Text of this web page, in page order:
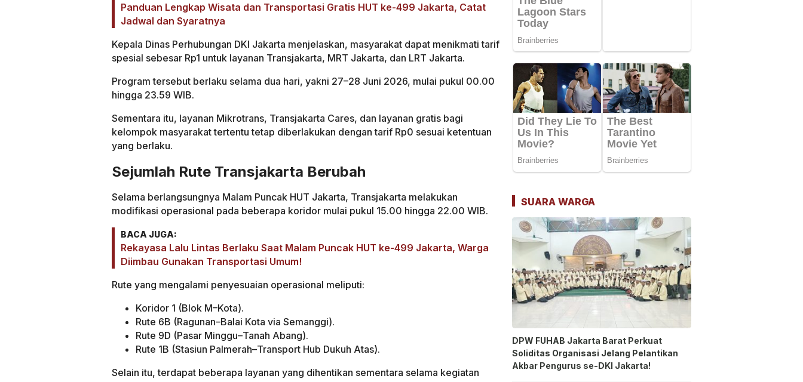
Panduan Lengkap Wisata dan Transportasi Gratis HUT ke-499 Jakarta, Catat
Jadwal dan Syaratnya
Kepala Dinas Perhubungan DKI Jakarta menjelaskan, masyarakat dapat menikmati tarif
spesial sebesar Rp1 untuk layanan Transjakarta, MRT Jakarta, dan LRT Jakarta.
Program tersebut berlaku selama dua hari, yakni 27–28 Juni 2026, mulai pukul 00.00
hingga 23.59 WIB.
Sementara itu, layanan Mikrotrans, Transjakarta Cares, dan layanan gratis bagi
kelompok masyarakat tertentu tetap diberlakukan dengan tarif Rp0 sesuai ketentuan
yang berlaku.
Sejumlah Rute Transjakarta Berubah
Selama berlangsungnya Malam Puncak HUT Jakarta, Transjakarta melakukan
modifikasi operasional pada beberapa koridor mulai pukul 15.00 hingga 22.00 WIB.
BACA JUGA:
Rekayasa Lalu Lintas Berlaku Saat Malam Puncak HUT ke-499 Jakarta, Warga
Diimbau Gunakan Transportasi Umum!
Rute yang mengalami penyesuaian operasional meliputi:
Koridor 1 (Blok M–Kota).
Rute 6B (Ragunan–Balai Kota via Semanggi).
Rute 9D (Pasar Minggu–Tanah Abang).
Rute 1B (Stasiun Palmerah–Transport Hub Dukuh Atas).
Selain itu, terdapat beberapa layanan yang dihentikan sementara selama kegiatan
SUARA WARGA
DPW FUHAB Jakarta Barat Perkuat
Soliditas Organisasi Jelang Pelantikan
Akbar Pengurus se-DKI Jakarta!